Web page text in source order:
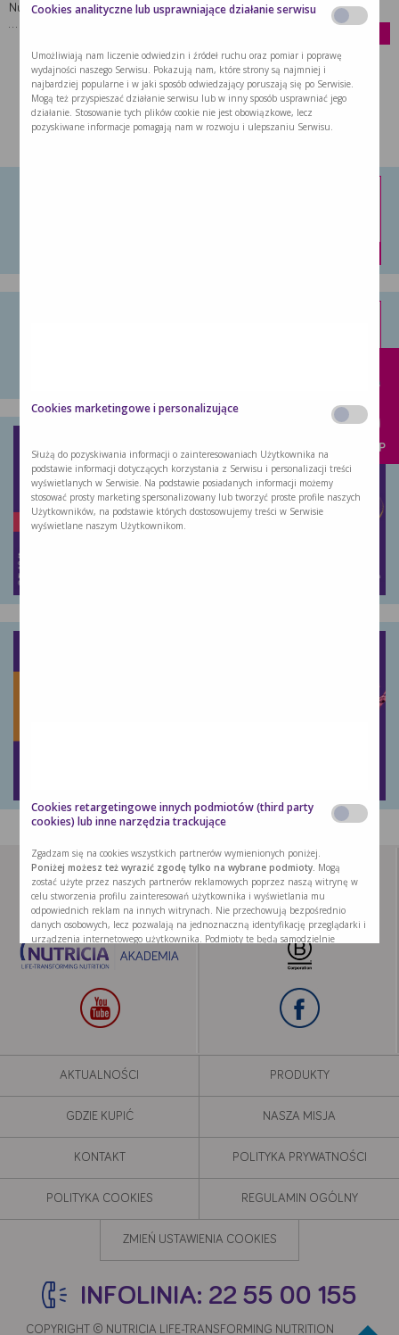
Nutridrink Skin Repair to produkt wysokoenergetyczny,
…
MOŻE CIĘ ZAINTERESOWAĆ:
AKTUALNOŚCI PRODUKTY
GDZIE KUPIĆ NASZA MISJA
KONTAKT POLITYKA PRYWATNOŚCI
POLITYKA COOKIES REGULAMIN OGÓLNY
ZMIEŃ USTAWIENIA COOKIES
COPYRIGHT © NUTRICIA LIFE-TRANSFORMING NUTRITION 2020 -
INFOLINIA: 22 55 00 155
KUP
Cookies analityczne lub usprawniające działanie serwisu
Umożliwiają nam liczenie odwiedzin i źródeł ruchu oraz pomiar i poprawę
wydajności naszego Serwisu. Pokazują nam, które strony są najmniej i
najbardziej popularne i w jaki sposób odwiedzający poruszają się po Serwisie.
Mogą też przyspieszać działanie serwisu lub w inny sposób usprawniać jego
działanie. Stosowanie tych plików cookie nie jest obowiązkowe, lecz
pozyskiwane informacje pomagają nam w rozwoju i ulepszaniu Serwisu.
Cookies marketingowe i personalizujące
Służą do pozyskiwania informacji o zainteresowaniach Użytkownika na
podstawie informacji dotyczących korzystania z Serwisu i personalizacji treści
wyświetlanych w Serwisie. Na podstawie posiadanych informacji możemy
stosować prosty marketing spersonalizowany lub tworzyć proste profile naszych
Użytkowników, na podstawie których dostosowujemy treści w Serwisie
wyświetlane naszym Użytkownikom.
Cookies retargetingowe innych podmiotów (third party
cookies) lub inne narzędzia trackujące
Zgadzam się na cookies wszystkich partnerów wymienionych poniżej.
Poniżej możesz też wyrazić zgodę tylko na wybrane podmioty. Mogą
zostać użyte przez naszych partnerów reklamowych poprzez naszą witrynę w
celu stworzenia profilu zainteresowań użytkownika i wyświetlania mu
odpowiednich reklam na innych witrynach. Nie przechowują bezpośrednio
danych osobowych, lecz pozwalają na jednoznaczną identyfikację przeglądarki i
urządzenia internetowego użytkownika. Podmioty te będą samodzielnie
korzystać z tak pozyskanych informacji. Umożliwiamy stosowanie plików cookie
przez te podmioty, ponieważ sami również chcemy korzystać z ich usług i
Google
Akceptuję
wszystkie
Zapisuję moje
wybory
Odrzucam wszystkie
dobrowolne